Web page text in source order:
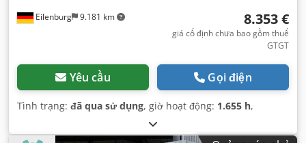
Eilenburg 9.181 km 8.353 €
giá cố định chưa bao gồm thuế
GTGT
Yêu cầu Gọi điện
Tình trạng: đã qua sử dụng, giờ hoạt động: 1.655 h,